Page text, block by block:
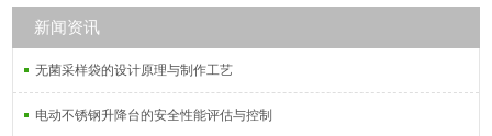
新闻资讯
无菌采样袋的设计原理与制作工艺
电动不锈钢升降台的安全性能评估与控制